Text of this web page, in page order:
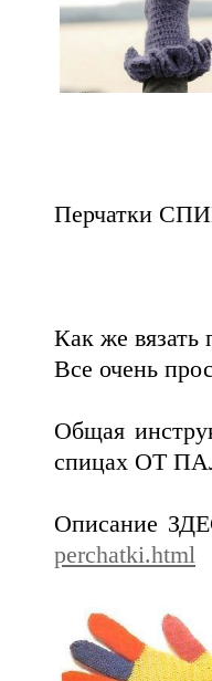
Перчатки
Как же вязать
Все очень
Общая
спицах ОТ
Описание
perchatki.html